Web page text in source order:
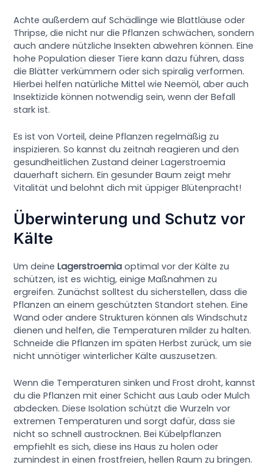
Achte außerdem auf Schädlinge wie Blattläuse oder
Thripse, die nicht nur die Pflanzen schwächen, sondern
auch andere nützliche Insekten abwehren können. Eine
hohe Population dieser Tiere kann dazu führen, dass
die Blätter verkümmern oder sich spiralig verformen.
Hierbei helfen natürliche Mittel wie Neemöl, aber auch
Insektizide können notwendig sein, wenn der Befall
stark ist.
Es ist von Vorteil, deine Pflanzen regelmäßig zu
inspizieren. So kannst du zeitnah reagieren und den
gesundheitlichen Zustand deiner Lagerstroemia
dauerhaft sichern. Ein gesunder Baum zeigt mehr
Vitalität und belohnt dich mit üppiger Blütenpracht!
Überwinterung und Schutz vor
Kälte
Um deineLagerstroemia optimal vor der Kälte zu
schützen, ist es wichtig, einige Maßnahmen zu
ergreifen. Zunächst solltest du sicherstellen, dass die
Pflanzen an einem geschützten Standort stehen. Eine
Wand oder andere Strukturen können als Windschutz
dienen und helfen, die Temperaturen milder zu halten.
Schneide die Pflanzen im späten Herbst zurück, um sie
nicht unnötiger winterlicher Kälte auszusetzen.
Wenn die Temperaturen sinken und Frost droht, kannst
du die Pflanzen mit einer Schicht aus Laub oder Mulch
abdecken. Diese Isolation schützt die Wurzeln vor
extremen Temperaturen und sorgt dafür, dass sie
nicht so schnell austrocknen. Bei Kübelpflanzen
empfiehlt es sich, diese ins Haus zu holen oder
zumindest in einen frostfreien, hellen Raum zu bringen.